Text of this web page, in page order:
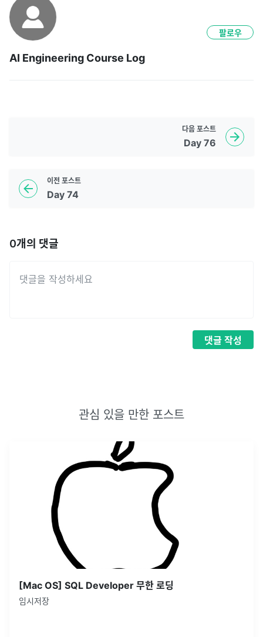
AI Engineering Course Log
팔로우
이전 포스트
Day 74
다음 포스트
Day 76
0개의 댓글
댓글 작성
관심 있을 만한 포스트
[Mac OS] SQL Developer 무한 로딩
임시저장